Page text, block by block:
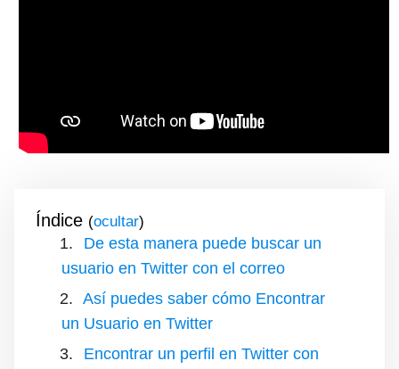
Índice ( )
De esta manera puede buscar un
usuario en Twitter con el correo
Así puedes saber cómo Encontrar
un Usuario en Twitter
Encontrar un perfil en Twitter con